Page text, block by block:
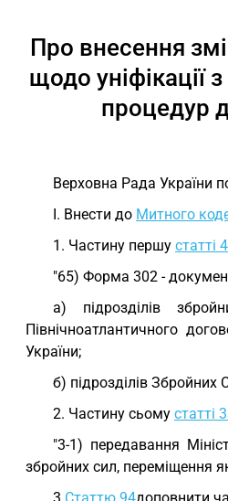
Про внесення
щодо уніфікації
процедур
Верховна Рада України
I. Внести до Митного
1. Частину першу статті 4
"65) Форма 302 -
а) підрозділів
Північноатлантичного
України;
б) підрозділів Збройних
2. Частину сьому статті
"3-1) передавання
збройних сил, переміщення